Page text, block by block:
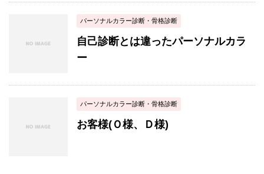
パーソナルカラー診断・骨格診断
自己診断とは違ったパーソナルカラ
ー
パーソナルカラー診断・骨格診断
お客様(Ｏ様、Ｄ様)